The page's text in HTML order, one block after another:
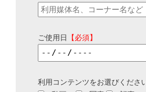
ご使用日 【必須】
利用コンテンツをお選びくださ